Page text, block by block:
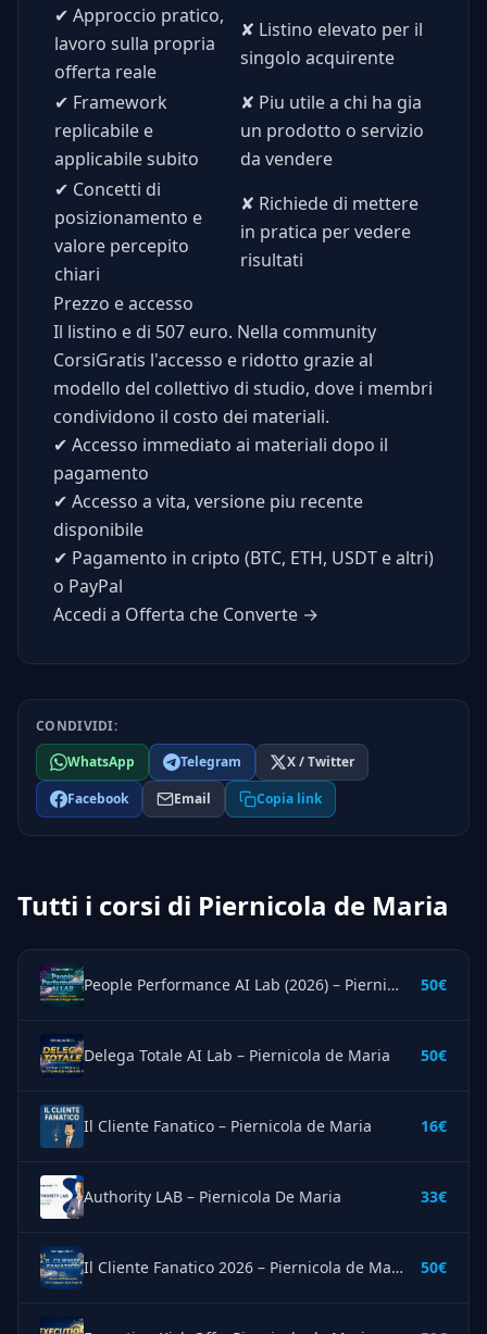
✔ Approccio pratico,
lavoro sulla propria
offerta reale
✘ Listino elevato per il
singolo acquirente
✔ Framework
replicabile e
applicabile subito
✘ Piu utile a chi ha gia
un prodotto o servizio
da vendere
✔ Concetti di
posizionamento e
valore percepito
chiari
✘ Richiede di mettere
in pratica per vedere
risultati
Prezzo e accesso
Il listino e di 507 euro. Nella community
CorsiGratis l'accesso e ridotto grazie al
modello del collettivo di studio, dove i membri
condividono il costo dei materiali.
✔ Accesso immediato ai materiali dopo il
pagamento
✔ Accesso a vita, versione piu recente
disponibile
✔ Pagamento in cripto (BTC, ETH, USDT e altri)
o PayPal
Accedi a Offerta che Converte →
CONDIVIDI:
WhatsApp
Telegram
X / Twitter
Facebook
Email Copia link
Tutti i corsi di Piernicola de Maria
People Performance AI Lab (2026) – Piernicola de Maria 50€
Delega Totale AI Lab – Piernicola de Maria 50€
Il Cliente Fanatico – Piernicola de Maria 16€
Authority LAB – Piernicola De Maria 33€
Il Cliente Fanatico 2026 – Piernicola de Maria 50€